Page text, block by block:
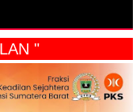
" IKLAN "